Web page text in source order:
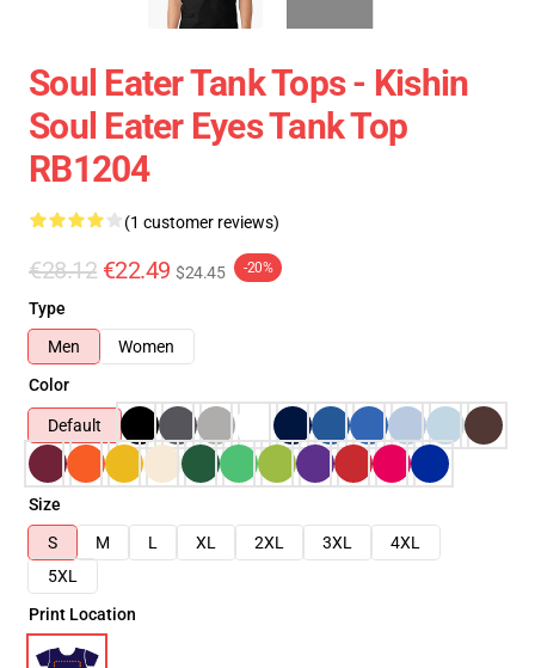
Soul Eater Tank Tops - Kishin
Soul Eater Eyes Tank Top
RB1204
(1 customer reviews)
€28.12 €22.49 $24.45 -20%
Type
Men
Women
Color
Default
Size
S
M L XL 2XL 3XL
4XL
5XL
Print Location